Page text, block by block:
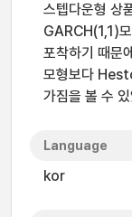
스텝다운형 상
GARCH(1,1)
포착하기 때문
모형보다
가짐을 볼 수
Language
kor